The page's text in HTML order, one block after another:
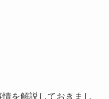
を解説しておきまし